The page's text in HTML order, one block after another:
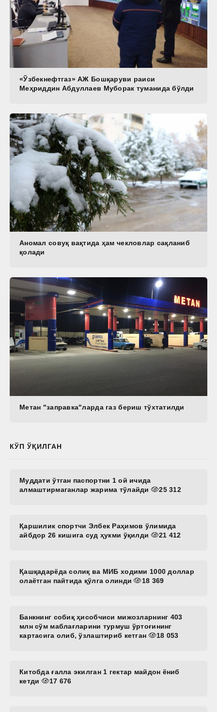
«Ўзбекнефтгаз» АЖ Бошқаруви раиси
Меҳриддин Абдуллаев Муборак туманида бўлди
Аномал совуқ вақтида ҳам чекловлар сақланиб
қолади
Метан "заправка"ларда газ бериш тўхтатилди
КЎП ЎҚИЛГАН
Муддати ўтган паспортни 1 ой ичида
алмаштирмаганлар жарима тўлайди
25 312
Қаршилик спортчи Элбек Раҳимов ўлимида
айбдор 26 кишига суд ҳукми ўқилди
21 412
Қашқадарёда солиқ ва МИБ ходими 1000 доллар
олаётган пайтида қўлга олинди
18 369
Банкнинг собиқ ҳисобчиси мижозларнинг 403
млн сўм маблағларини турмуш ўртоғининг
картасига олиб, ўзлаштириб кетган
18 053
Китобда ғалла экилган 1 гектар майдон ёниб
кетди
17 676